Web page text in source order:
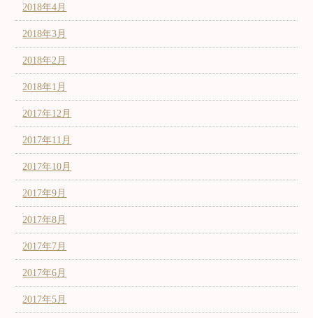
2018年4月
2018年3月
2018年2月
2018年1月
2017年12月
2017年11月
2017年10月
2017年9月
2017年8月
2017年7月
2017年6月
2017年5月